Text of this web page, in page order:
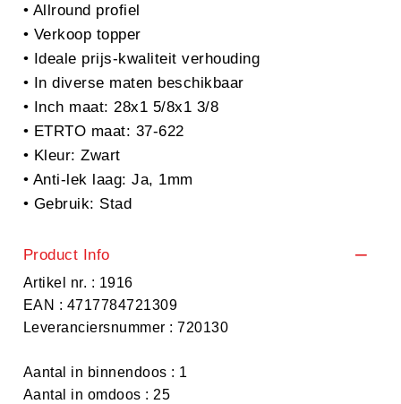
• Allround profiel
• Verkoop topper
• Ideale prijs-kwaliteit verhouding
• In diverse maten beschikbaar
• Inch maat: 28x1 5/8x1 3/8
• ETRTO maat: 37-622
• Kleur: Zwart
• Anti-lek laag: Ja, 1mm
• Gebruik: Stad
Product Info
Artikel nr. : 1916
EAN : 4717784721309
Leveranciersnummer : 720130
Aantal in binnendoos : 1
Aantal in omdoos : 25